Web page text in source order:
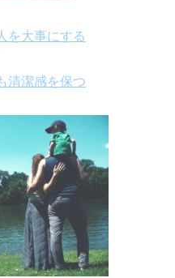
を大事にする
清潔感を保つ